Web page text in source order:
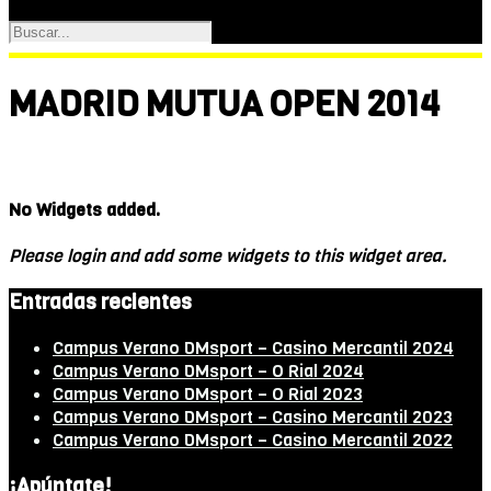
MADRID MUTUA OPEN 2014
No Widgets added.
Please login and add some widgets to this widget area.
Entradas recientes
Campus Verano DMsport – Casino Mercantil 2024
Campus Verano DMsport – O Rial 2024
Campus Verano DMsport – O Rial 2023
Campus Verano DMsport – Casino Mercantil 2023
Campus Verano DMsport – Casino Mercantil 2022